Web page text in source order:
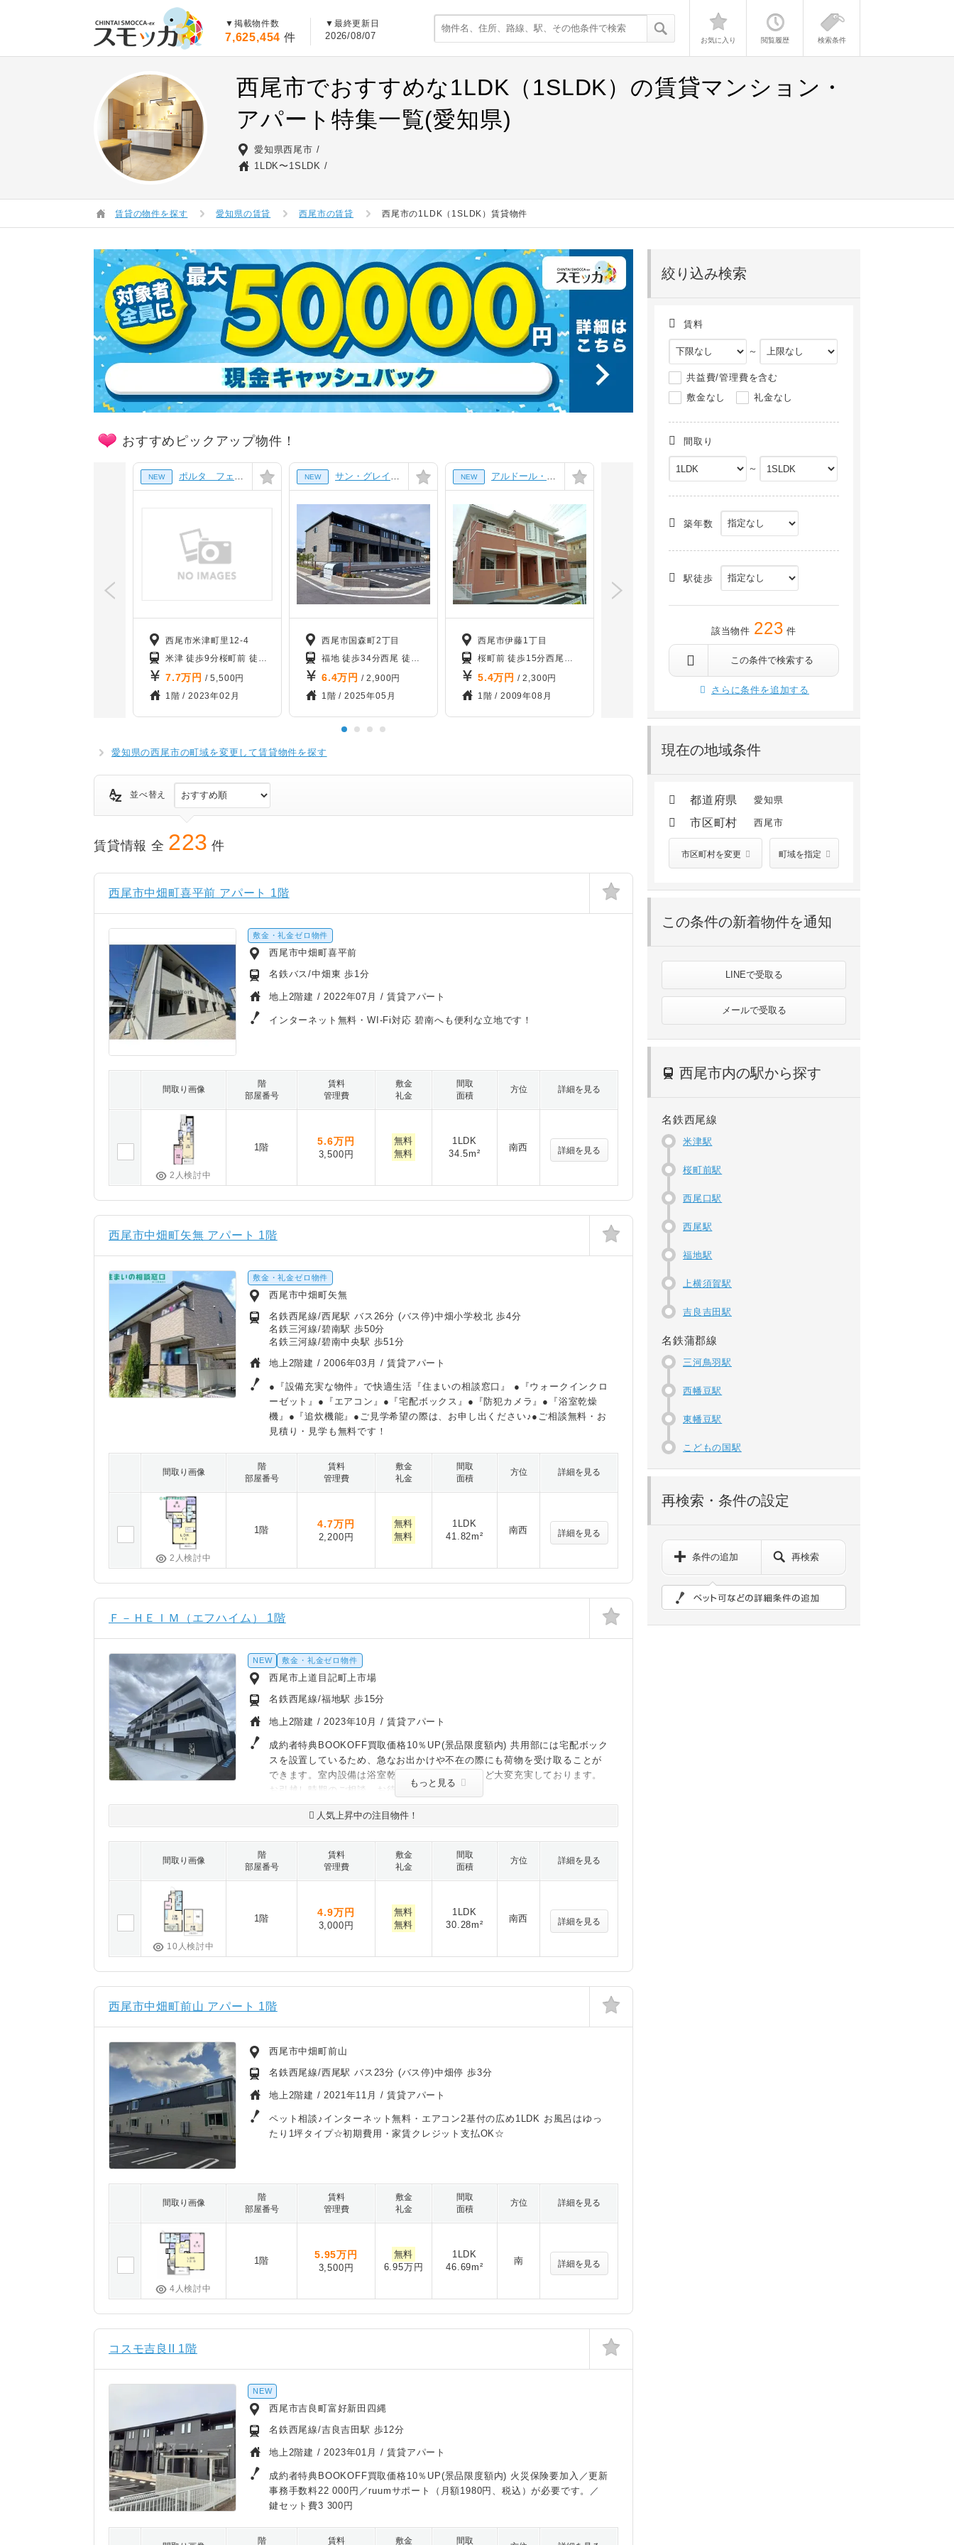
▼掲載物件数
7,625,454 件
▼最終更新日
2026/08/07 お気に入り 閲覧履歴 検索条件
西尾市でおすすめな1LDK（1SLDK）の賃貸マンション・
アパート特集一覧(愛知県)
愛知県西尾市
1LDK〜1SLDK
賃貸の物件を探す 愛知県の賃貸 西尾市の賃貸 西尾市の1LDK（1SLDK）賃貸物件
絞り込み検索
賃料
～
共益費/管理費を含む
敷金なし
礼金なし
間取り
～
築年数
駅徒歩
該当物件 223 件
この条件で検索する
さらに条件を追加する
現在の地域条件
都道府県 愛知県
市区町村 西尾市
市区町村を変更 町域を指定
この条件の新着物件を通知
LINEで受取る
メールで受取る
西尾市内の駅から探す
名鉄西尾線
米津駅
桜町前駅
西尾口駅
西尾駅
福地駅
上横須賀駅
吉良吉田駅
名鉄蒲郡線
三河鳥羽駅
西幡豆駅
東幡豆駅
こどもの国駅
再検索・条件の設定
条件の追加 再検索
おすすめピックアップ物件！
NEW ポルタ フェリーチェ[1階]
西尾市米津町里12-4
米津 徒歩9分桜町前 徒歩21分 西尾口 徒歩35分「近鉄名古屋線 米野」 徒歩15分
7.7万円 / 5,500円
1階 / 2023年02月
NEW サン・グレイスⅤ[1階]
西尾市国森町2丁目
福地 徒歩34分西尾 徒歩40分 西尾口 徒歩49分
6.4万円 / 2,900円
1階 / 2025年05月
NEW アルドール・Y[1階]
西尾市伊藤1丁目
桜町前 徒歩15分西尾口 徒歩20分
5.4万円 / 2,300円
1階 / 2009年08月
碧南 徒歩55分碧南中央 徒歩44分
5.4万円/ 1,800円
2階 /2017年02月
愛知県の西尾市の町域を変更して賃貸物件を探す
並べ替え
賃貸情報 全 223 件
西尾市中畑町喜平前 アパート 1階
敷金・礼金ゼロ物件
西尾市中畑町喜平前
名鉄バス/中畑東 歩1分
地上2階建 /2022年07月 / 賃貸アパート
インターネット無料・WI-Fi対応 碧南へも便利な立地です！
間取り画像
階
部屋番号
賃料
管理費
敷金
礼金
間取
面積
方位 詳細を見る
2人検討中
1階
5.6万円
3,500円
無料
無料
1LDK
34.5m²
南西 詳細を見る
西尾市中畑町矢無 アパート 1階
敷金・礼金ゼロ物件
西尾市中畑町矢無
名鉄西尾線/西尾駅 バス26分 (バス停)中畑小学校北 歩4分
名鉄三河線/碧南駅 歩50分
名鉄三河線/碧南中央駅 歩51分
地上2階建 /2006年03月 / 賃貸アパート
●『設備充実な物件』で快適生活『住まいの相談窓口』 ●『ウォークインクロ
ーゼット』●『エアコン』●『宅配ボックス』●『防犯カメラ』●『浴室乾燥
機』●『追炊機能』●ご見学希望の際は、お申し出ください♪●ご相談無料・お
見積り・見学も無料です！
間取り画像
階
部屋番号
賃料
管理費
敷金
礼金
間取
面積
方位 詳細を見る
2人検討中
1階
4.7万円
2,200円
無料
無料
1LDK
41.82m²
南西 詳細を見る
Ｆ－ＨＥＩＭ（エフハイム） 1階
NEW 敷金・礼金ゼロ物件
西尾市上道目記町上市場
名鉄西尾線/福地駅 歩15分
地上2階建 /2023年10月 / 賃貸アパート
成約者特典BOOKOFF買取価格10％UP(景品限度額内) 共用部には宅配ボック
スを設置しているため、急なお出かけや不在の際にも荷物を受け取ることが
できます。室内設備は浴室乾燥機・洗面所独立など大変充実しております。
お引越し時期のご相談、お待ちしております。
もっと見る
人気上昇中の注目物件！
間取り画像
階
部屋番号
賃料
管理費
敷金
礼金
間取
面積
方位 詳細を見る
10人検討中
1階
4.9万円
3,000円
無料
無料
1LDK
30.28m²
南西 詳細を見る
西尾市中畑町前山 アパート 1階
西尾市中畑町前山
名鉄西尾線/西尾駅 バス23分 (バス停)中畑停 歩3分
地上2階建 /2021年11月 / 賃貸アパート
ペット相談♪インターネット無料・エアコン2基付の広め1LDK お風呂はゆっ
たり1坪タイプ☆初期費用・家賃クレジット支払OK☆
間取り画像
階
部屋番号
賃料
管理費
敷金
礼金
間取
面積
方位 詳細を見る
4人検討中
1階
5.95万円
3,500円
無料
6.95万円
1LDK
46.69m²
南 詳細を見る
コスモ吉良II 1階
NEW
西尾市吉良町富好新田四縄
名鉄西尾線/吉良吉田駅 歩12分
地上2階建 /2023年01月 / 賃貸アパート
成約者特典BOOKOFF買取価格10％UP(景品限度額内) 火災保険要加入／更新
事務手数料22 000円／ruumサポート（月額1980円、税込）が必要です。／
鍵セット費3 300円
階 賃料 敷金 間取